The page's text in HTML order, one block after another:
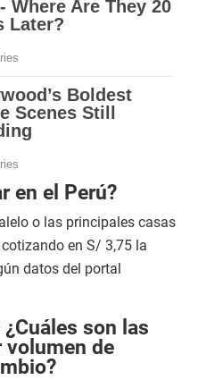
en el Perú?
o las principales casas
en S/ 3,75 la
datos del portal
son las
volumen de